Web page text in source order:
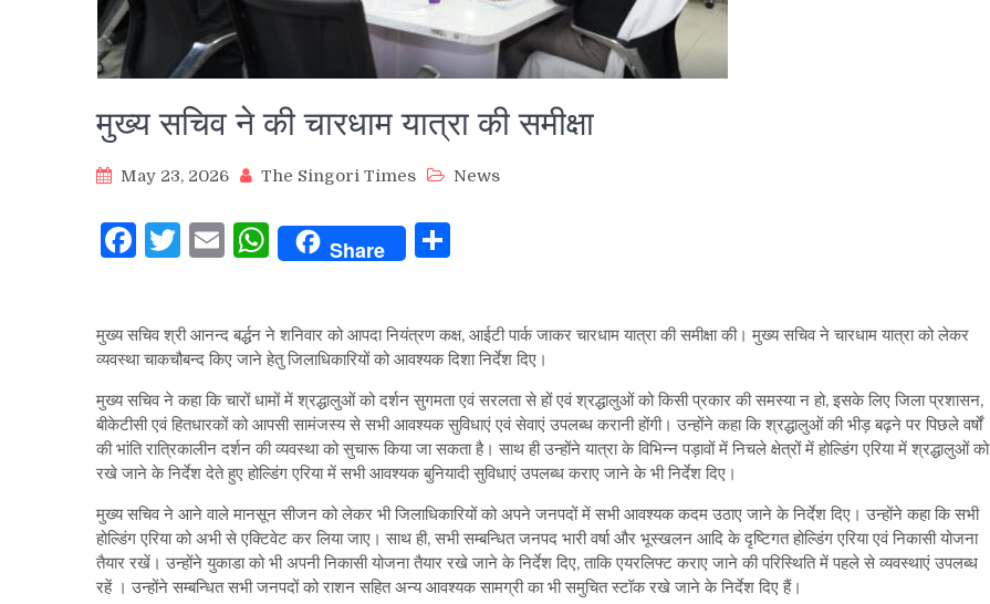
मुख्य सचिव ने की चारधाम यात्रा की समीक्षा
May 23, 2026 The Singori Times News
Facebook
Twitter
EmailWhatsApp
Share
मुख्य सचिव श्री आनन्द बर्द्धन ने शनिवार को आपदा नियंत्रण कक्ष, आईटी पार्क जाकर चारधाम यात्रा की समीक्षा की। मुख्य सचिव ने चारधाम यात्रा को लेकर
व्यवस्था चाकचौबन्द किए जाने हेतु जिलाधिकारियों को आवश्यक दिशा निर्देश दिए।
मुख्य सचिव ने कहा कि चारों धामों में श्रद्धालुओं को दर्शन सुगमता एवं सरलता से हों एवं श्रद्धालुओं को किसी प्रकार की समस्या न हो, इसके लिए जिला प्रशासन,
बीकेटीसी एवं हितधारकों को आपसी सामंजस्य से सभी आवश्यक सुविधाएं एवं सेवाएं उपलब्ध करानी होंगी। उन्होंने कहा कि श्रद्धालुओं की भीड़ बढ़ने पर पिछले वर्षों
की भांति रात्रिकालीन दर्शन की व्यवस्था को सुचारू किया जा सकता है। साथ ही उन्होंने यात्रा के विभिन्न पड़ावों में निचले क्षेत्रों में होल्डिंग एरिया में श्रद्धालुओं को
रखे जाने के निर्देश देते हुए होल्डिंग एरिया में सभी आवश्यक बुनियादी सुविधाएं उपलब्ध कराए जाने के भी निर्देश दिए।
मुख्य सचिव ने आने वाले मानसून सीजन को लेकर भी जिलाधिकारियों को अपने जनपदों में सभी आवश्यक कदम उठाए जाने के निर्देश दिए। उन्होंने कहा कि सभी
होल्डिंग एरिया को अभी से एक्टिवेट कर लिया जाए। साथ ही, सभी सम्बन्धित जनपद भारी वर्षा और भूस्खलन आदि के दृष्टिगत होल्डिंग एरिया एवं निकासी योजना
तैयार रखें। उन्होंने युकाडा को भी अपनी निकासी योजना तैयार रखे जाने के निर्देश दिए, ताकि एयरलिफ्ट कराए जाने की परिस्थिति में पहले से व्यवस्थाएं उपलब्ध
रहें । उन्होंने सम्बन्धित सभी जनपदों को राशन सहित अन्य आवश्यक सामग्री का भी समुचित स्टॉक रखे जाने के निर्देश दिए हैं।